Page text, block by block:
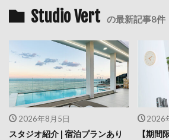
Studio Vert の最新記事8件
2026年8月5日
スタジオ紹介 | 宿泊プランあり
2026
【期間